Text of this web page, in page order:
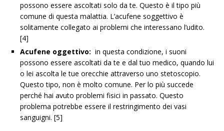
possono essere ascoltati solo da te. Questo è il tipo più
comune di questa malattia. L’acufene soggettivo è
solitamente collegato ai problemi che interessano l’udito.
[4]
Acufene oggettivo: in questa condizione, i suoni
possono essere ascoltati da te e dal tuo medico, quando lui
o lei ascolta le tue orecchie attraverso uno stetoscopio.
Questo tipo, non è molto comune. Per lo più succede
perché hai avuto problemi fisici in passato. Questo
problema potrebbe essere il restringimento dei vasi
sanguigni. [5]